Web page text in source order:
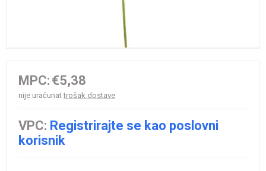
MPC: €5,38
nije uračunattrošak dostave
VPC: Registrirajte se kao poslovni
korisnik